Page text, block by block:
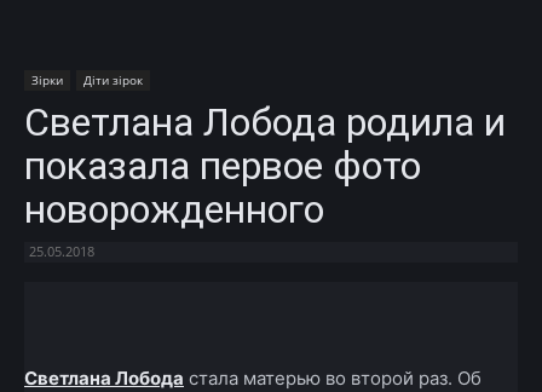
Зірки Діти зірок
Светлана Лобода родила и
показала первое фото
новорожденного
25.05.2018
Светлана Лобода стала матерью во второй раз. Об